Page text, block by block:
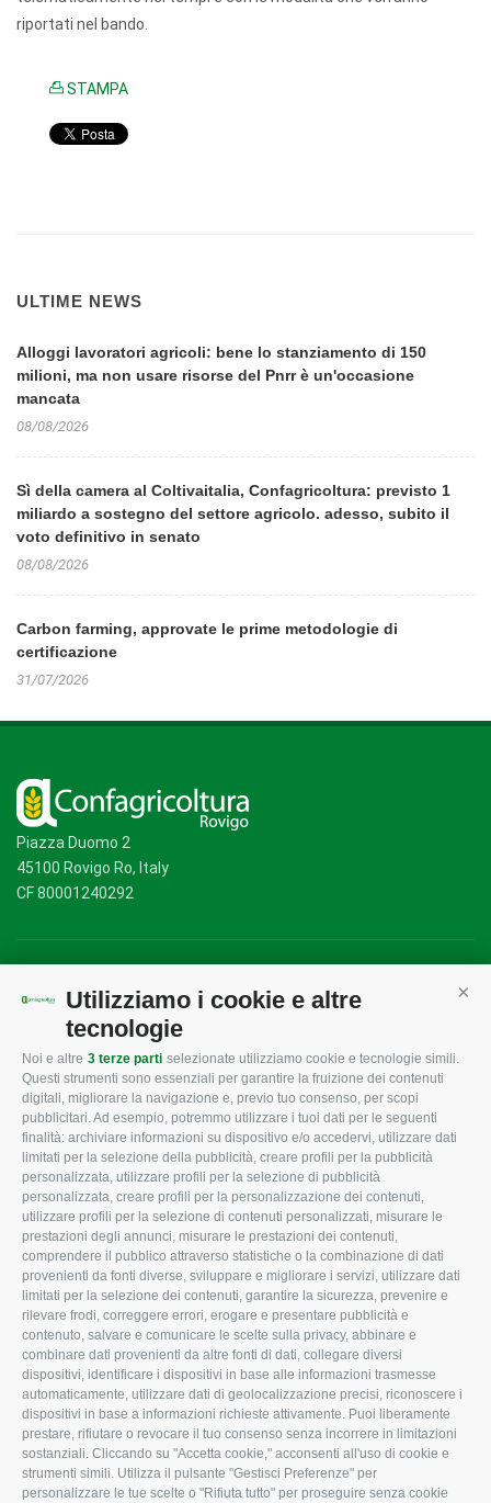
Utilizziamo i cookie e altre
tecnologie
Noi e altre 3 terze parti selezionate utilizziamo cookie e tecnologie simili.
Questi strumenti sono essenziali per garantire la fruizione dei contenuti
digitali, migliorare la navigazione e, previo tuo consenso, per scopi
pubblicitari. Ad esempio, potremmo utilizzare i tuoi dati per le seguenti
finalità: archiviare informazioni su dispositivo e/o accedervi, utilizzare dati
limitati per la selezione della pubblicità, creare profili per la pubblicità
personalizzata, utilizzare profili per la selezione di pubblicità
personalizzata, creare profili per la personalizzazione dei contenuti,
utilizzare profili per la selezione di contenuti personalizzati, misurare le
prestazioni degli annunci, misurare le prestazioni dei contenuti,
comprendere il pubblico attraverso statistiche o la combinazione di dati
provenienti da fonti diverse, sviluppare e migliorare i servizi, utilizzare dati
limitati per la selezione dei contenuti, garantire la sicurezza, prevenire e
rilevare frodi, correggere errori, erogare e presentare pubblicità e
contenuto, salvare e comunicare le scelte sulla privacy, abbinare e
combinare dati provenienti da altre fonti di dati, collegare diversi
dispositivi, identificare i dispositivi in base alle informazioni trasmesse
automaticamente, utilizzare dati di geolocalizzazione precisi, riconoscere i
dispositivi in base a informazioni richieste attivamente. Puoi liberamente
prestare, rifiutare o revocare il tuo consenso senza incorrere in limitazioni
sostanziali. Cliccando su "Accetta cookie," acconsenti all'uso di cookie e
strumenti simili. Utilizza il pulsante "Gestisci Preferenze" per
personalizzare le tue scelte o "Rifiuta tutto" per proseguire senza cookie
riportati nel bando.
STAMPA
ULTIME NEWS
Alloggi lavoratori agricoli: bene lo stanziamento di 150
milioni, ma non usare risorse del Pnrr è un'occasione
mancata
08/08/2026
Sì della camera al Coltivaitalia, Confagricoltura: previsto 1
miliardo a sostegno del settore agricolo. adesso, subito il
voto definitivo in senato
08/08/2026
Carbon farming, approvate le prime metodologie di
certificazione
31/07/2026
Piazza Duomo 2
45100 Rovigo Ro, Italy
CF 80001240292
CONFAGRICOLTURA
ROVIGO
L'Associazione
Missione e Progetto
Organigramma aziendale
I Nostri Servizi
Uffici della Sede
provinciale
Le Sedi di Zona
Agricoltori S.r.l.
Whistleblowing
Confagricoltura Rovigo e
Agricoltori srl
CONFAGRICOLTURA
INFORMA
Tecnico
Fiscale
Lavoro
Ambiente
Associazione
CONFAGRICOLTURA
ATTIVA
Notizie in evidenza
Eventi
Comunicati Stampa
Video